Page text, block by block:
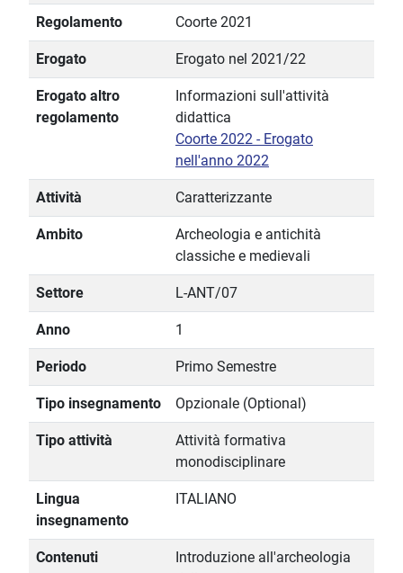
Regolamento Coorte 2021
Erogato Erogato nel 2021/22
Erogato altro
regolamento
Informazioni sull'attività
didattica
Coorte 2022 - Erogato
nell'anno 2022
Attività Caratterizzante
Ambito
Archeologia e antichità
classiche e medievali
Settore L-ANT/07
Anno 1
Periodo Primo Semestre
Tipo insegnamento Opzionale (Optional)
Tipo attività
Attività formativa
monodisciplinare
Lingua
insegnamento
ITALIANO
Contenuti
Introduzione all'archeologia